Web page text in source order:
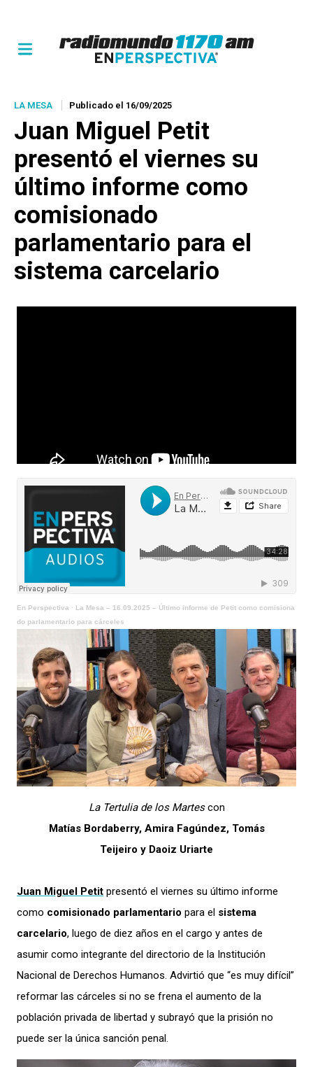
LA MESA Publicado el 16/09/2025
Juan Miguel Petit
presentó el viernes su
último informe como
comisionado
parlamentario para el
sistema carcelario
En Perspectiva · La Mesa – 16.09.2025 – Último informe de Petit como comisiona
do parlamentario para cárceles
La Tertulia de los Martescon
Matías Bordaberry, Amira Fagúndez, Tomás
Teijeiro y Daoiz Uriarte
Juan Miguel Petit presentó el viernes su último informe
como comisionado parlamentario para el sistema
carcelario, luego de diez años en el cargo y antes de
asumir como integrante del directorio de la Institución
Nacional de Derechos Humanos. Advirtió que “es muy difícil”
reformar las cárceles si no se frena el aumento de la
población privada de libertad y subrayó que la prisión no
puede ser la única sanción penal.